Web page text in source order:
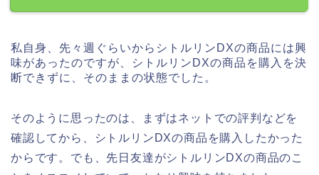
私自身、先々週ぐらいからシトルリンDXの商品には興
味があったのですが、シトルリンDXの商品を購入を決
断できずに、そのままの状態でした。
そのように思ったのは、まずはネットでの評判などを
確認してから、シトルリンDXの商品を購入したかった
からです。でも、先日友達がシトルリンDXの商品のこ